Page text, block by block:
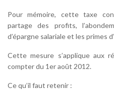
Pour mémoire, cette taxe
partage des profits,
d’épargne salariale et les primes
Cette mesure s’applique aux
compter du 1er août 2012.
Ce qu’il faut retenir :